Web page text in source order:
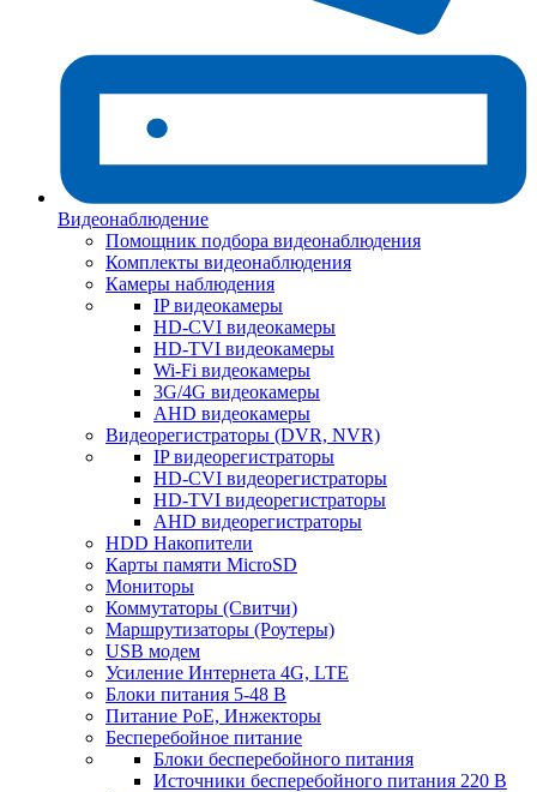
Видеонаблюдение
Помощник подбора видеонаблюдения
Комплекты видеонаблюдения
Камеры наблюдения
IP видеокамеры
HD-CVI видеокамеры
HD-TVI видеокамеры
Wi-Fi видеокамеры
3G/4G видеокамеры
AHD видеокамеры
Видеорегистраторы (DVR, NVR)
IP видеорегистраторы
HD-CVI видеорегистраторы
HD-TVI видеорегистраторы
AHD видеорегистраторы
HDD Накопители
Карты памяти MicroSD
Мониторы
Коммутаторы (Свитчи)
Маршрутизаторы (Роутеры)
USB модем
Усиление Интернета 4G, LTE
Блоки питания 5-48 В
Питание PoE, Инжекторы
Бесперебойное питание
Блоки бесперебойного питания
Источники бесперебойного питания 220 В